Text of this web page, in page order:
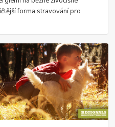
forma stravování pro